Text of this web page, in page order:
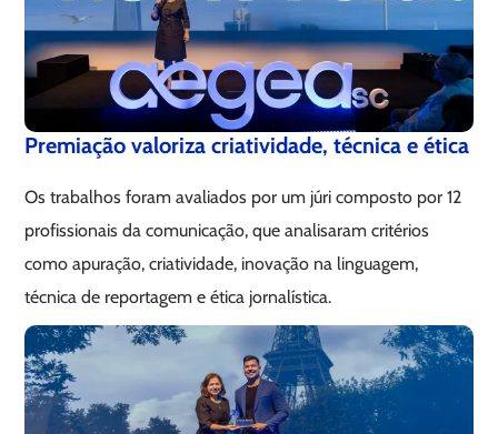
Premiação valoriza criatividade, técnica e ética
Os trabalhos foram avaliados por um júri composto por 12
profissionais da comunicação, que analisaram critérios
como apuração, criatividade, inovação na linguagem,
técnica de reportagem e ética jornalística.